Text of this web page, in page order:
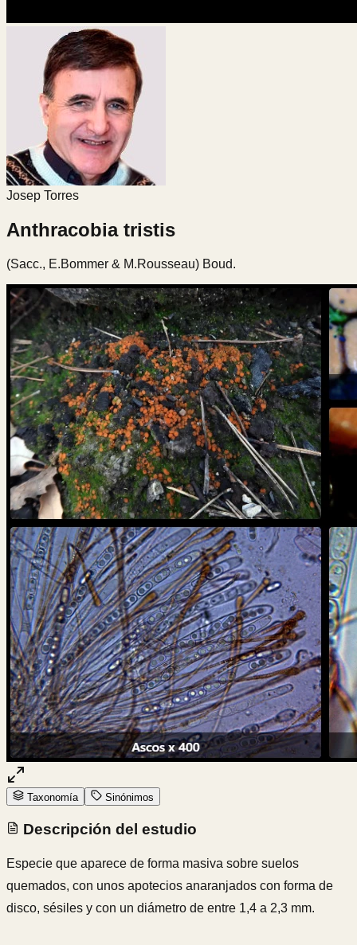
Josep Torres
Anthracobia tristis
(Sacc., E.Bommer & M.Rousseau) Boud.
Taxonomía Sinónimos
Descripción del estudio
Especie que aparece de forma masiva sobre suelos
quemados, con unos apotecios anaranjados con forma de
disco, sésiles y con un diámetro de entre 1,4 a 2,3 mm.